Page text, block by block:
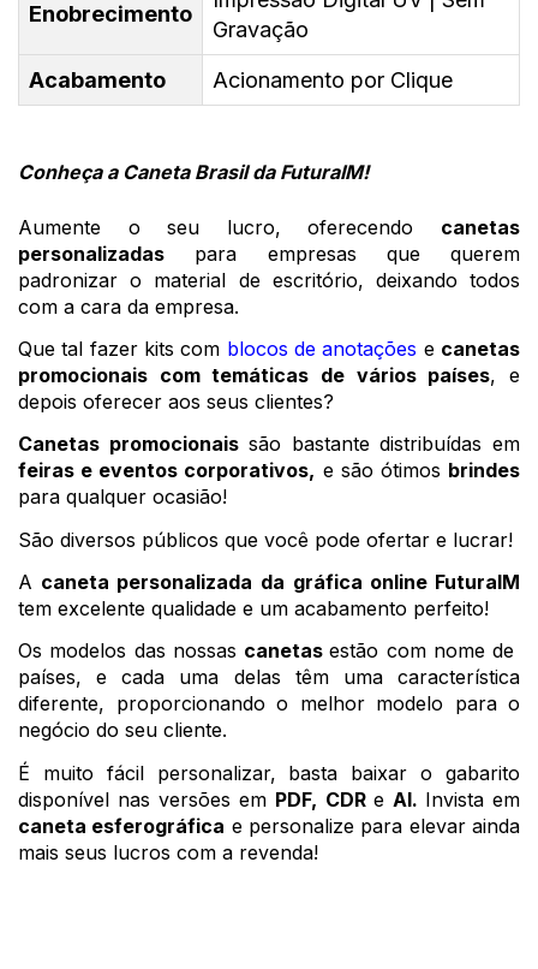
Enobrecimento
Gravação
Acabamento
Acionamento por Clique
Conheça a Caneta Brasil da FuturaIM!
Aumente o seu lucro, oferecendo canetas
personalizadas para empresas que querem
padronizar o material de escritório, deixando todos
com a cara da empresa.
Que tal fazer kits com blocos de anotações e canetas
promocionais com temáticas de vários países, e
depois oferecer aos seus clientes?
Canetas promocionais
feiras e eventos corporativos, e são ótimos brindes
para qualquer ocasião!
São diversos públicos que você pode ofertar e lucrar!
A caneta personalizada da gráfica online FuturaIM
tem excelente qualidade e um acabamento perfeito!
Os modelos das nossas canetas estão com nome de
países, e cada uma delas têm uma característica
diferente, proporcionando o melhor modelo para o
negócio do seu cliente.
É muito fácil personalizar, basta baixar o gabarito
disponível nas versões em PDF, CDR e Al. Invista em
caneta esferográfica e personalize para elevar ainda
mais seus lucros com a revenda!